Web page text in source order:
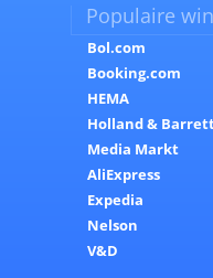
Populaire
Bol.com
Booking.com
HEMA
Holland &
Media Markt
AliExpress
Expedia
Nelson
V&D